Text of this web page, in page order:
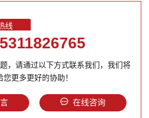
线
，请通过以下方式联系我们，我们将
您更多更好的协助！
在线咨询